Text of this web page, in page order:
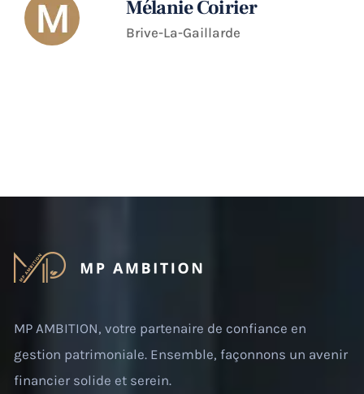
Mélanie Coirier
Brive-La-Gaillarde
MP AMBITION, votre partenaire de confiance en
gestion patrimoniale. Ensemble, façonnons un avenir
financier solide et serein.